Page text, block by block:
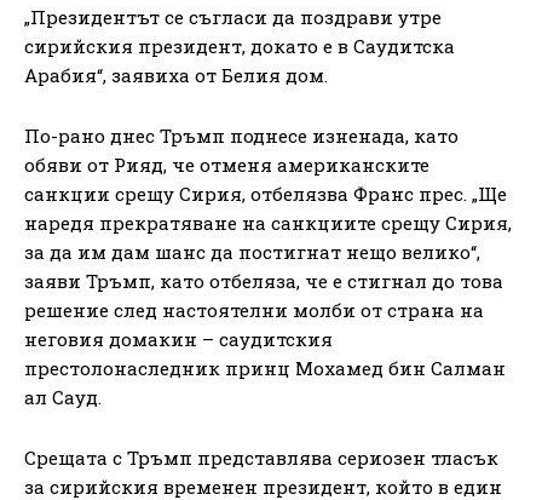
„Президентът се съгласи да поздрави утре
сирийския президент, докато е в Саудитска
Арабия“, заявиха от Белия дом.
По-рано днес Тръмп поднесе изненада, като
обяви от Рияд, че отменя американските
санкции срещу Сирия, отбелязва Франс прес. „Ще
наредя прекратяване на санкциите срещу Сирия,
за да им дам шанс да постигнат нещо велико“,
заяви Тръмп, като отбеляза, че е стигнал до това
решение след настоятелни молби от страна на
неговия домакин – саудитския
престолонаследник принц Мохамед бин Салман
ал Сауд.
Срещата с Тръмп представлява сериозен тласък
за сирийския временен президент, който в един